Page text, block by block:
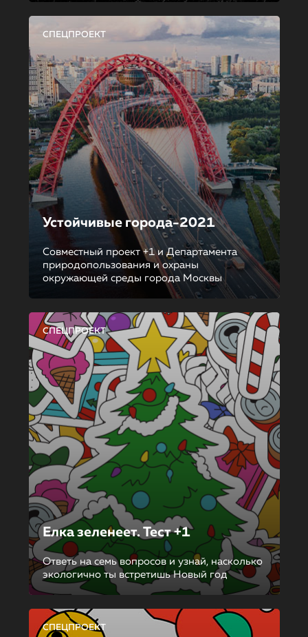
СПЕЦПРОЕКТ
Устойчивые города-2021
Совместный проект +1 и Департамента
природопользования и охраны
окружающей среды города Москвы
СПЕЦПРОЕКТ
Елка зеленеет. Тест +1
Ответь на семь вопросов и узнай, насколько
экологично ты встретишь Новый год
СПЕЦПРОЕКТ